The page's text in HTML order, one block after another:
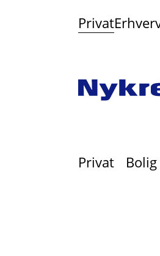
Privat
Privat Bolig